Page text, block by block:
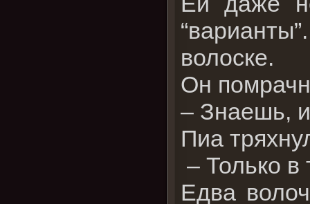
волоске.
Он
– Знаешь,
Пиа
– Только в
Едва